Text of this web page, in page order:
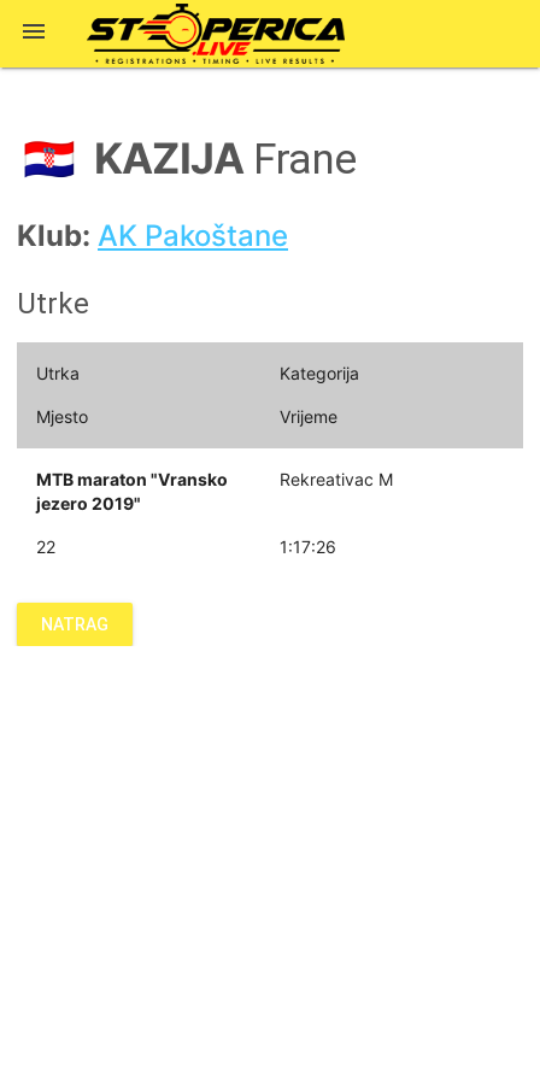

🇭🇷 KAZIJA Frane
Klub: AK Pakoštane
Utrke
Utrka Kategorija
Mjesto Vrijeme
MTB maraton "Vransko
jezero 2019"
Rekreativac M
22 1:17:26
NATRAG